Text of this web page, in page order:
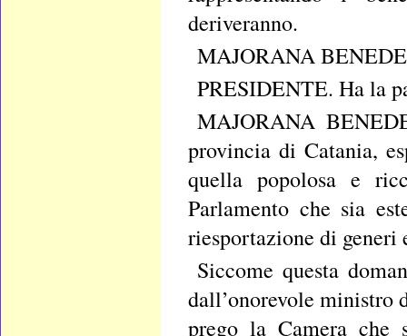
deriveranno.
MAJORANA
PRESIDENTE. Ha la
MAJORANA
provincia di Catania,
quella popolosa e
Parlamento che sia
riesportazione di
Siccome questa
dall’onorevole ministro
prego la Camera che